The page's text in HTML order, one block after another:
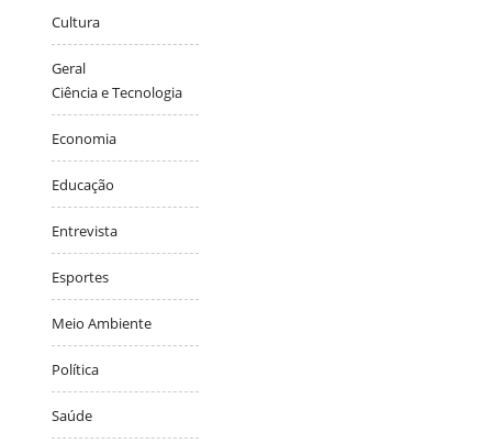
Cultura
Geral
Ciência e Tecnologia
Economia
Educação
Entrevista
Esportes
Meio Ambiente
Política
Saúde